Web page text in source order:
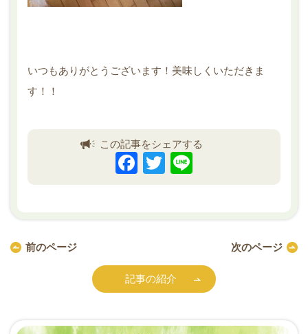
いつもありがとうございます！美味しくいただきま
す！！
この記事をシェアする
F
a
o
o
T
wi n
前のページ
記事の紹介
次のページ